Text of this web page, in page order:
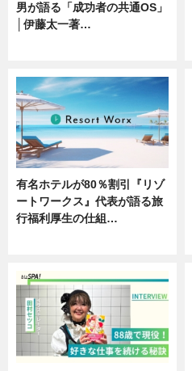
男が語る「成功者の共通OS」
│伊藤太一著…
有名ホテルが80％割引『リゾ
ートワークス』代表が語る旅
行福利厚生の仕組…